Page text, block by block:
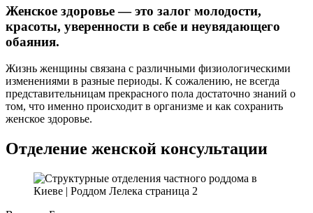
Женское здоровье—это залог молодости,
красоты, уверенности в себе и неувядающего
обаяния.
Жизнь женщины связана с различными физиологическими
изменениями в разные периоды. К сожалению, не всегда
представительницам прекрасного пола достаточно знаний о
том, что именно происходит в организме и как сохранить
женское здоровье.
Отделение женской консультации